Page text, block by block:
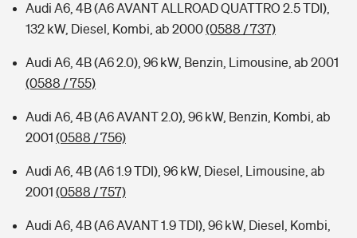
Audi A6, 4B (A6 AVANT ALLROAD QUATTRO 2.5 TDI),
132 kW, Diesel, Kombi, ab 2000(0588 / 737)
Audi A6, 4B (A6 2.0), 96 kW, Benzin, Limousine, ab 2001
(0588 / 755)
Audi A6, 4B (A6 AVANT 2.0), 96 kW, Benzin, Kombi, ab
2001 (0588 / 756)
Audi A6, 4B (A6 1.9 TDI), 96 kW, Diesel, Limousine, ab
2001 (0588 / 757)
Audi A6, 4B (A6 AVANT 1.9 TDI), 96 kW, Diesel, Kombi,